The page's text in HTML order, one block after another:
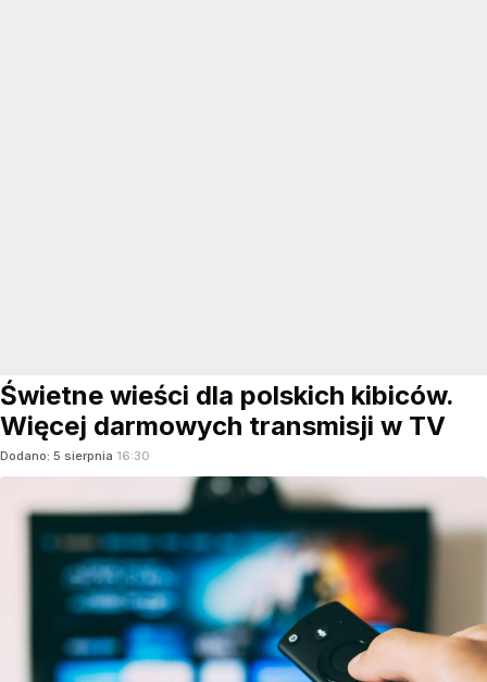
Świetne wieści dla polskich kibiców.
Więcej darmowych transmisji w TV
Dodano: 5 sierpnia 16:30